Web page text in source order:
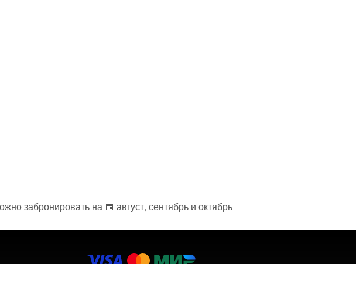
забронировать на 📅 август, сентябрь и октябрь